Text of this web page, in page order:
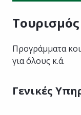
Τουρισμός
Προγράμματα
για όλους κ.ά.
Γενικές